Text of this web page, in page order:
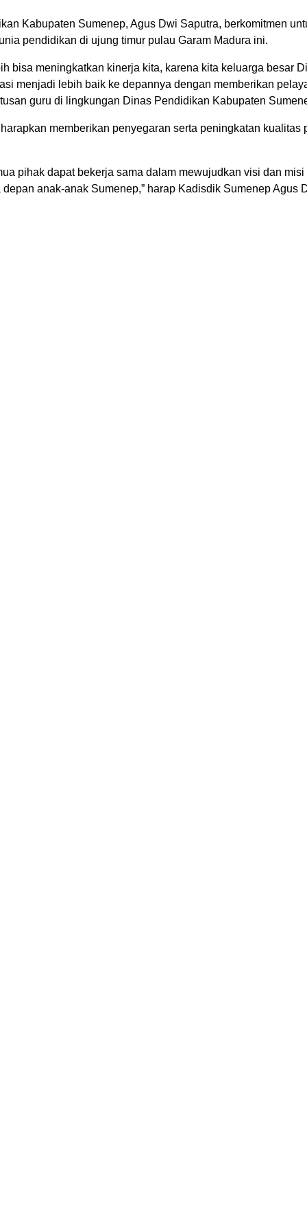
Kabupaten Sumenep, Agus Dwi Saputra, berkomitmen
pendidikan di ujung timur pulau Garam Madura ini.
bisa meningkatkan kinerja kita, karena kita keluarga besar
menjadi lebih baik ke depannya dengan memberikan
guru di lingkungan Dinas Pendidikan Kabupaten
memberikan penyegaran serta peningkatan kualitas
pihak dapat bekerja sama dalam mewujudkan visi dan
anak-anak Sumenep,” harap Kadisdik Sumenep Agus